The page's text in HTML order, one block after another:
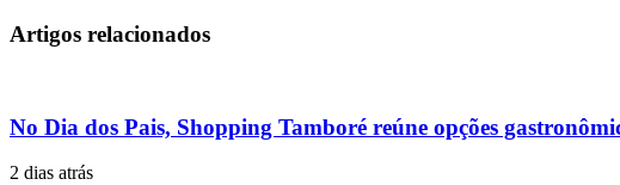
Artigos relacionados
No Dia dos Pais, Shopping Tamboré reúne opções
2 dias atrás